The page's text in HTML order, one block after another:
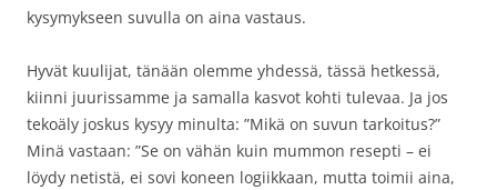
kysymykseen suvulla on aina vastaus.
Hyvät kuulijat, tänään olemme yhdessä, tässä hetkessä,
kiinni juurissamme ja samalla kasvot kohti tulevaa. Ja jos
tekoäly joskus kysyy minulta: ”Mikä on suvun tarkoitus?”
Minä vastaan: ”Se on vähän kuin mummon resepti – ei
löydy netistä, ei sovi koneen logiikkaan, mutta toimii aina,